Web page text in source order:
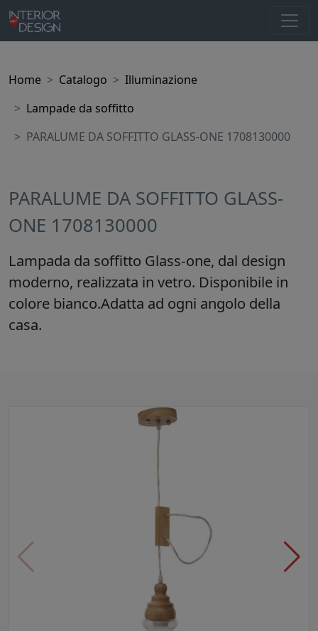
Home Catalogo
Illuminazione
Lampade da soffitto
PARALUME DA SOFFITTO GLASS-ONE 1708130000
PARALUME DA SOFFITTO GLASS-
ONE 1708130000
Lampada da soffitto Glass-one, dal design
moderno, realizzata in vetro. Disponibile in
colore bianco.Adatta ad ogni angolo della
casa.